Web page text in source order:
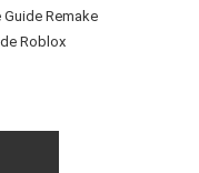
Remake
Roblox